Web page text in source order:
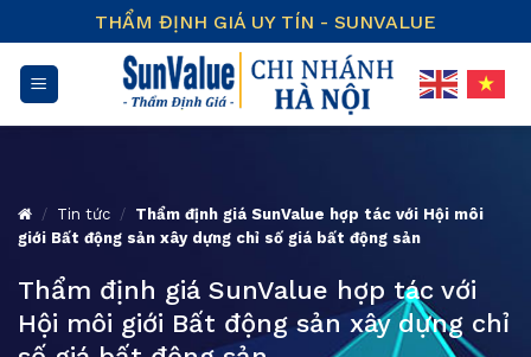
to
content
THẨM ĐỊNH GIÁ UY TÍN - SUNVALUE
/ Tin tức /
Thẩm định giá SunValue hợp tác với Hội môi
giới Bất động sản xây dựng chỉ số giá bất động sản
Thẩm định giá SunValue hợp tác với
Hội môi giới Bất động sản xây dựng chỉ